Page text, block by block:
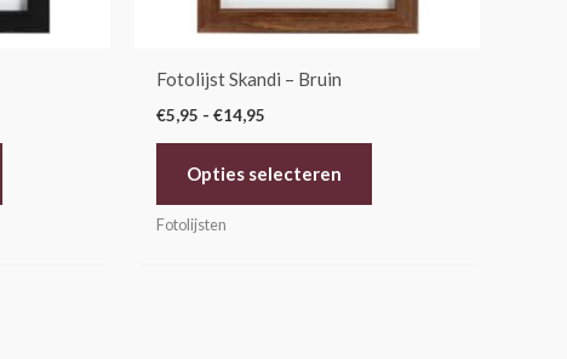
worden
Fotolijst Skandi – Bruin
€5,95 - €14,95
Opties selecteren
worden
Fotolijsten